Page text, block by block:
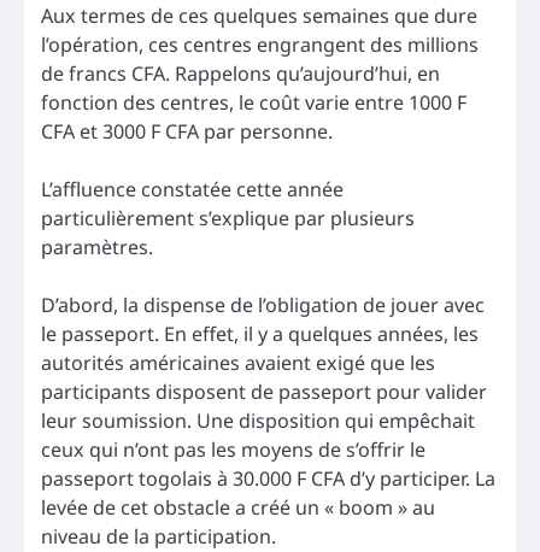
Aux termes de ces quelques semaines que dure
l’opération, ces centres engrangent des millions
de francs CFA. Rappelons qu’aujourd’hui, en
fonction des centres, le coût varie entre 1000 F
CFA et 3000 F CFA par personne.
L’affluence constatée cette année
particulièrement s’explique par plusieurs
paramètres.
D’abord, la dispense de l’obligation de jouer avec
le passeport. En effet, il y a quelques années, les
autorités américaines avaient exigé que les
participants disposent de passeport pour valider
leur soumission. Une disposition qui empêchait
ceux qui n’ont pas les moyens de s’offrir le
passeport togolais à 30.000 F CFA d’y participer. La
levée de cet obstacle a créé un « boom » au
niveau de la participation.